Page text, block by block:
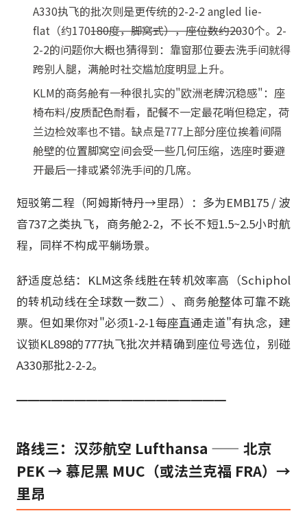
A330执飞的批次则是更传统的2-2-2 angled lie-
flat（约170180度，脚窝式），座位数约2030个。2-
2-2的问题你大概也猜得到：靠窗那位要去洗手间就得
跨别人腿，满舱时社交尴尬度明显上升。
KLM的商务舱有一种很扎实的"欧洲老牌沉稳感"：座
椅布料/皮质配色耐看，配餐不一定最花哨但稳定，荷
兰边检效率也不错。缺点是777上部分座位挨着间隔
舱壁的位置脚窝空间会受一些几何压缩，选座时要避
开最后一排或紧邻洗手间的几席。
短驳第二程（阿姆斯特丹→里昂）：多为EMB175 / 波
音737之类执飞，商务舱2-2，不长不短1.5~2.5小时航
程，同样不构成平躺场景。
舒适度总结：KLM这条线胜在转机效率高（Schiphol
的转机动线在全球数一数二）、商务舱整体可靠不跳
票。但如果你对"必须1-2-1每座直通走道"有执念，建
议锁KL898的777执飞批次并精确到座位号选位，别碰
A330那批2-2-2。
━━━━━━━━━━━━━━━━━━
路线三：汉莎航空 Lufthansa —— 北京
PEK → 慕尼黑 MUC（或法兰克福 FRA）→
里昂